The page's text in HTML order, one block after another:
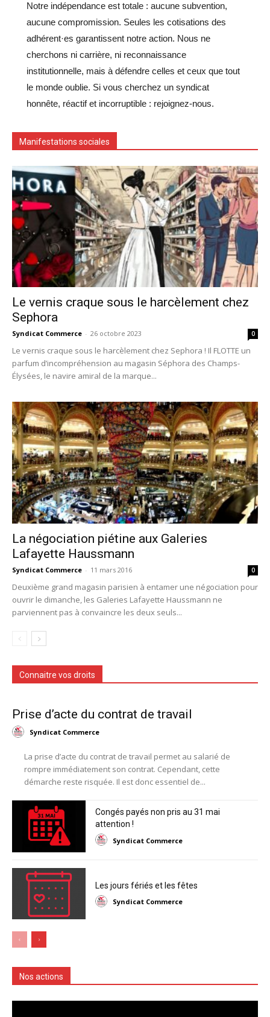
Notre indépendance est totale : aucune subvention,
aucune compromission. Seules les cotisations des
adhérent·es garantissent notre action. Nous ne
cherchons ni carrière, ni reconnaissance
institutionnelle, mais à défendre celles et ceux que tout
le monde oublie. Si vous cherchez un syndicat
honnête, réactif et incorruptible : rejoignez-nous.
Manifestations sociales
Le vernis craque sous le harcèlement chez
Sephora
Syndicat Commerce - 26 octobre 2023 0
Le vernis craque sous le harcèlement chez Sephora ! Il FLOTTE un
parfum d’incompréhension au magasin Séphora des Champs-
Élysées, le navire amiral de la marque...
La négociation piétine aux Galeries
Lafayette Haussmann
Syndicat Commerce - 11 mars 2016 0
Deuxième grand magasin parisien à entamer une négociation pour
ouvrir le dimanche, les Galeries Lafayette Haussmann ne
parviennent pas à convaincre les deux seuls...
Connaitre vos droits
Prise d’acte du contrat de travail
Syndicat Commerce
La prise d’acte du contrat de travail permet au salarié de
rompre immédiatement son contrat. Cependant, cette
démarche reste risquée. Il est donc essentiel de...
Congés payés non pris au 31 mai
attention !
Syndicat Commerce
Les jours fériés et les fêtes
Syndicat Commerce
Nos actions